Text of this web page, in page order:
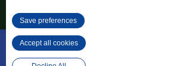
©2022 SADC. Tous droits
Save preferences
Accept all cookies
Withdraw consent